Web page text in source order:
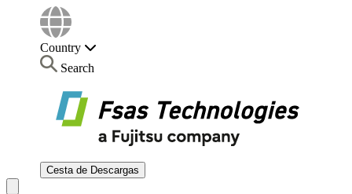
Country
Search
Cesta de Descargas